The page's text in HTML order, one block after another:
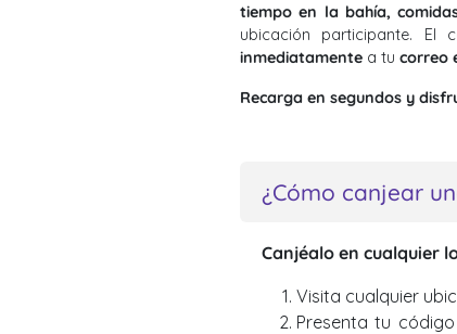
tiempo en la bahía,
ubicación participante. El
inmediatamente a tu correo
Recarga en segundos y
¿Cómo canjear
Canjéalo en cualquier
Visita cualquier
Presenta tu